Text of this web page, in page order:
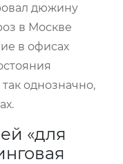
дюжину
в Москве
в офисах
однозначно,
«для